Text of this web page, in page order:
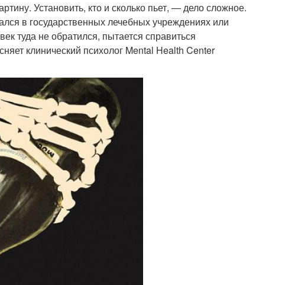
Установить, кто и сколько пьет, — дело сложное.
в государственных лечебных учреждениях или
туда не обратился, пытается справиться
клинический психолог Mental Health Center